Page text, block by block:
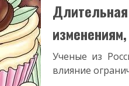
Ученые из
влияние